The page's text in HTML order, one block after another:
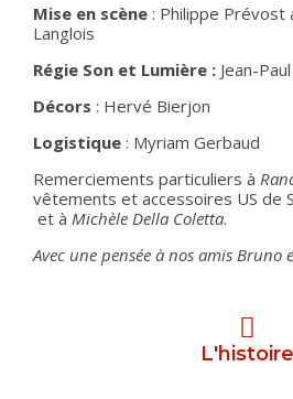
Mise en scène : Philippe Prévost
Langlois
Régie Son et Lumière : Jean-
Décors : Hervé Bierjon
Logistique : Myriam Gerbaud
Remerciements particuliers à
vêtements et accessoires US de
et à Michèle Della Coletta.
Avec une pensée à nos amis Bruno
L'histoire